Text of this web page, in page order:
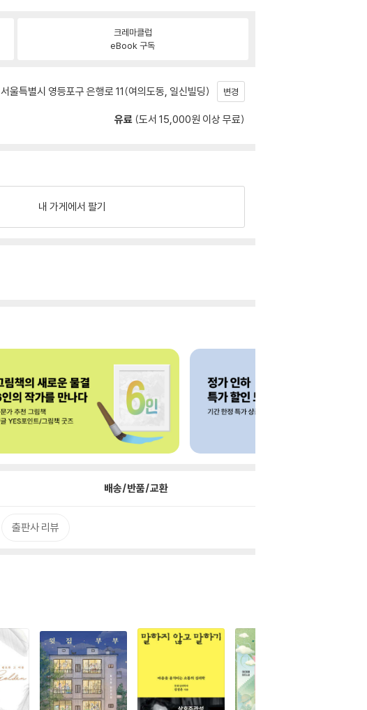
크레마클럽
eBook 구독
서울특별시 영등포구 은행로 11(여의도동, 일신빌딩) 변경
유료 (도서 15,000원 이상 무료)
내 가게에서 팔기
배송/반품/교환
출판사 리뷰